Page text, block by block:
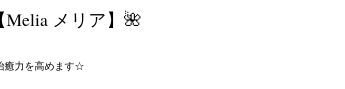
Melia メリア】🌺
癒力を高めます☆